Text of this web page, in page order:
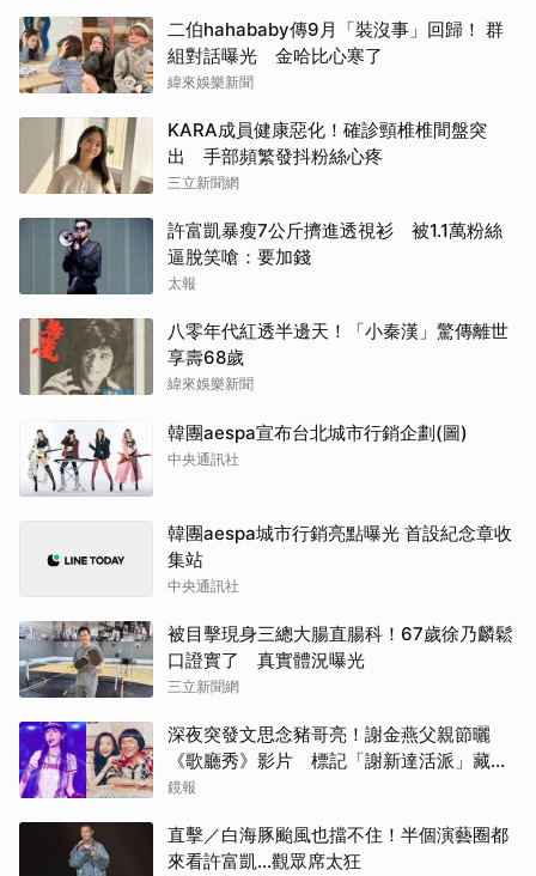
二伯hahababy傳9月「裝沒事」回歸！ 群
組對話曝光 金哈比心寒了
緯來娛樂新聞
KARA成員健康惡化！確診頸椎椎間盤突
出 手部頻繁發抖粉絲心疼
三立新聞網
許富凱暴瘦7公斤擠進透視衫 被1.1萬粉絲
逼脫笑嗆：要加錢
太報
八零年代紅透半邊天！「小秦漢」驚傳離世
享壽68歲
緯來娛樂新聞
韓團aespa宣布台北城市行銷企劃(圖)
中央通訊社
韓團aespa城市行銷亮點曝光 首設紀念章收
集站
中央通訊社
被目擊現身三總大腸直腸科！67歲徐乃麟鬆
口證實了 真實體況曝光
三立新聞網
深夜突發文思念豬哥亮！謝金燕父親節曬
《歌廳秀》影片 標記「謝新達活派」藏洋
蔥
鏡報
直擊／白海豚颱風也擋不住！半個演藝圈都
來看許富凱...觀眾席太狂